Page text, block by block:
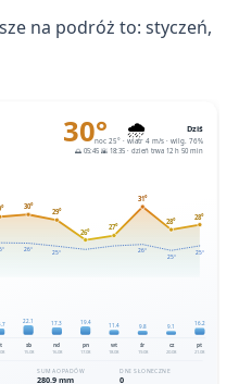
na podróż to: styczeń,